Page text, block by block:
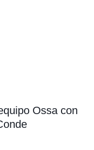
Ossa con